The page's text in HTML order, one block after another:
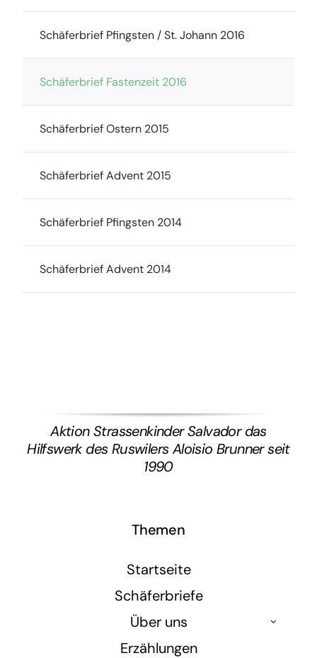
Schäferbrief Pfingsten / St. Johann 2016
Schäferbrief Fastenzeit 2016
Schäferbrief Ostern 2015
Schäferbrief Advent 2015
Schäferbrief Pfingsten 2014
Schäferbrief Advent 2014
Aktion Strassenkinder Salvador das
Hilfswerk des Ruswilers Aloisio Brunner seit
1990
Themen
Startseite
Schäferbriefe
Über uns
Erzählungen